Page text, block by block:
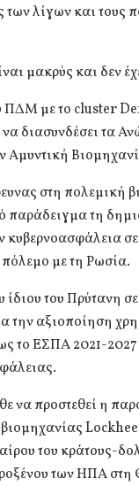
των λίγων και τους
μακρύς και δεν
ΠΔΜ με το cluster
διασυνδέσει τα
Αμυντική
στη πολεμική
παράδειγμα τη
κυβερνοασφάλεια
με τη Ρωσία.
ίδιου του Πρύτανη
την αξιοποίηση
το ΕΣΠΑ 2021-
να προστεθεί η
του κράτους-
των ΗΠΑ στη